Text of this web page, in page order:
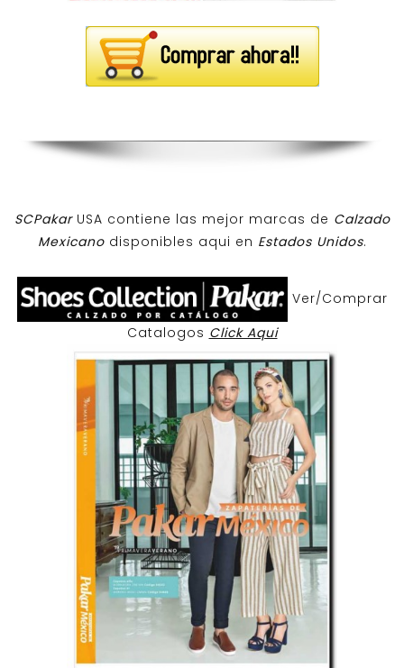
SCPakar USA contiene las mejor marcas de Calzado
Mexicanodisponibles aqui en Estados Unidos.
Ver/Comprar
Catalogos Click Aqui